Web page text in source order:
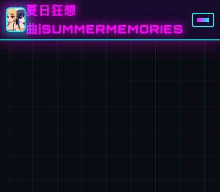
夏日狂想
曲|SUMMERMEMORIES